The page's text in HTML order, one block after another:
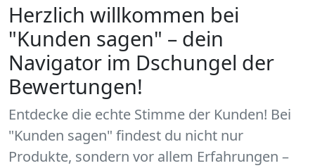
Herzlich willkommen bei
"Kunden sagen" – dein
Navigator im Dschungel der
Bewertungen!
Entdecke die echte Stimme der Kunden! Bei
"Kunden sagen" findest du nicht nur
Produkte, sondern vor allem Erfahrungen –